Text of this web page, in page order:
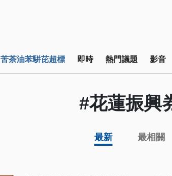
苦茶油苯駢芘超標 即時 熱門議題 影音
#花蓮振興
最新 最相關